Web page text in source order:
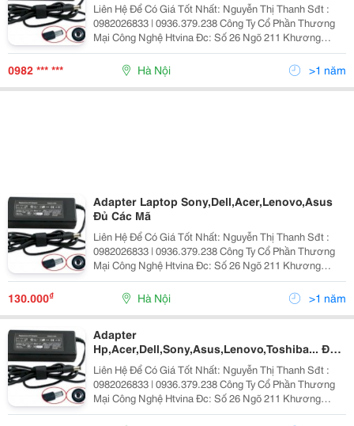
Liên Hệ Để Có Giá Tốt Nhất: Nguyễn Thị Thanh Sđt :
0982026833 | 0936.379.238 Công Ty Cổ Phần Thương
Mại Công Nghệ Htvina Đc: Số 26 Ngõ 211 Khương
Trung &Ndash; Thanh Xuân &Ndash; Hà Nội Yahoo
:Nguyenthanh6685 Website: Http://Sieuthiht.com
0982 *** *** Hà Nội >1 năm
Adapter Laptop Sony,Dell,Acer,Lenovo,Asus
Đủ Các Mã
Liên Hệ Để Có Giá Tốt Nhất: Nguyễn Thị Thanh Sđt :
0982026833 | 0936.379.238 Công Ty Cổ Phần Thương
Mại Công Nghệ Htvina Đc: Số 26 Ngõ 211 Khương
Trung &Ndash; Thanh Xuân &Ndash; Hà Nội Yahoo
:Nguyenthanh6685 Website: Http://Sieuthiht.com
130.000₫ Hà Nội >1 năm
Adapter
Hp,Acer,Dell,Sony,Asus,Lenovo,Toshiba... Đủ
Mã Giá Chỉ Từ 120K
Liên Hệ Để Có Giá Tốt Nhất: Nguyễn Thị Thanh Sđt :
0982026833 | 0936.379.238 Công Ty Cổ Phần Thương
Mại Công Nghệ Htvina Đc: Số 26 Ngõ 211 Khương
Trung &Ndash; Thanh Xuân &Ndash; Hà Nội Yahoo